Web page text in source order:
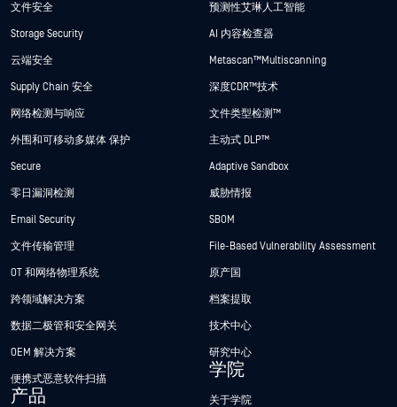
文件安全
Storage Security
云端安全
Supply Chain 安全
网络检测与响应
外围和可移动多媒体 保护
Secure
零日漏洞检测
Email Security
文件传输管理
OT 和网络物理系统
跨领域解决方案
数据二极管和安全网关
OEM 解决方案
便携式恶意软件扫描
产品
预测性艾琳人工智能
AI 内容检查器
Metascan™ Multiscanning
深度CDR™技术
文件类型检测™
主动式 DLP™
Adaptive Sandbox
威胁情报
SBOM
File-Based Vulnerability Assessment
原产国
档案提取
技术中心
研究中心
学院
关于学院